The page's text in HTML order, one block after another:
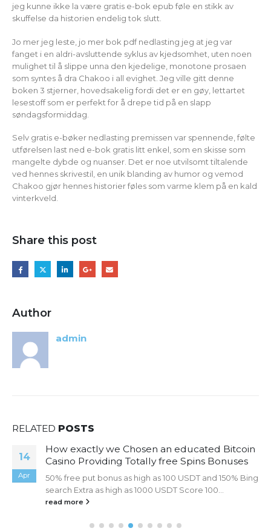
jeg kunne ikke la være gratis e-bok epub føle en stikk av
skuffelse da historien endelig tok slutt.
Jo mer jeg leste, jo mer bok pdf nedlasting jeg at jeg var
fanget i en aldri-avsluttende syklus av kjedsomhet, uten noen
mulighet til å slippe unna den kjedelige, monotone prosaen
som syntes å dra Chakoo i all evighet. Jeg ville gitt denne
boken 3 stjerner, hovedsakelig fordi det er en gøy, lettartet
lesestoff som er perfekt for å drepe tid på en slapp
søndagsformiddag.
Selv gratis e-bøker nedlasting premissen var spennende, følte
utførelsen last ned e-bok gratis litt enkel, som en skisse som
mangelte dybde og nuanser. Det er noe utvilsomt tiltalende
ved hennes skrivestil, en unik blanding av humor og vemod
Chakoo gjør hennes historier føles som varme klem på en kald
vinterkveld.
Share this post
Author
admin
RELATED POSTS
14
Apr
How exactly we Chosen an educated Bitcoin
Casino Providing Totally free Spins Bonuses
50% free put bonus as high as 100 USDT and 150% Bing
search Extra as high as 1000 USDT Score 100...
read more